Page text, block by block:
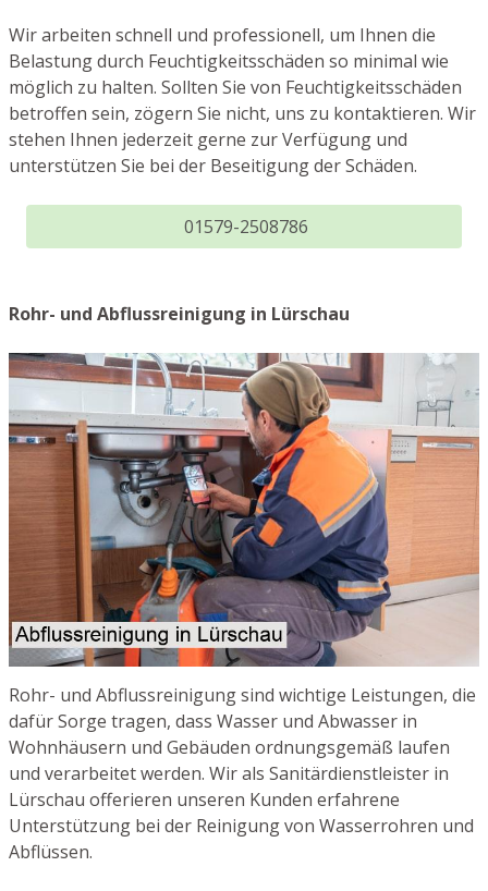
Wir arbeiten schnell und professionell, um Ihnen die
Belastung durch Feuchtigkeitsschäden so minimal wie
möglich zu halten. Sollten Sie von Feuchtigkeitsschäden
betroffen sein, zögern Sie nicht, uns zu kontaktieren. Wir
stehen Ihnen jederzeit gerne zur Verfügung und
unterstützen Sie bei der Beseitigung der Schäden.
01579-2508786
Rohr- und Abflussreinigung in Lürschau
Rohr- und Abflussreinigung sind wichtige Leistungen, die
dafür Sorge tragen, dass Wasser und Abwasser in
Wohnhäusern und Gebäuden ordnungsgemäß laufen
und verarbeitet werden. Wir als Sanitärdienstleister in
Lürschau offerieren unseren Kunden erfahrene
Unterstützung bei der Reinigung von Wasserrohren und
Abflüssen.